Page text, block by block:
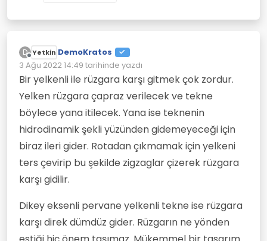
D
Çevrimdışı
Yetkin DemoKratos
3 Ağu 2022 14:49 tarihinde yazdı
Son düzenleyen:
Bir yelkenli ile rüzgara karşı gitmek çok zordur.
Yelken rüzgara çapraz verilecek ve tekne
böylece yana itilecek. Yana ise teknenin
hidrodinamik şekli yüzünden gidemeyeceği için
biraz ileri gider. Rotadan çıkmamak için yelkeni
ters çevirip bu şekilde zigzaglar çizerek rüzgara
karşı gidilir.
Dikey eksenli pervane yelkenli tekne ise rüzgara
karşı direk dümdüz gider. Rüzgarın ne yönden